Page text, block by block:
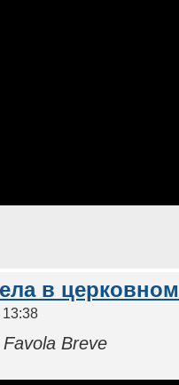
в
13:38
Favola Breve